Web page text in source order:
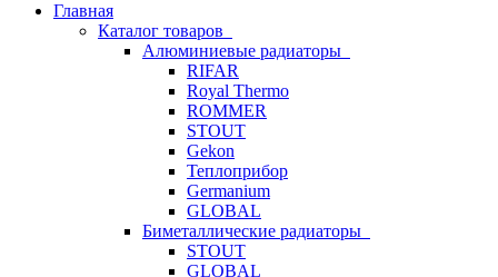
Главная
Каталог товаров
Алюминиевые радиаторы
RIFAR
Royal Thermo
ROMMER
STOUT
Gekon
Теплоприбор
Germanium
GLOBAL
Биметаллические радиаторы
STOUT
GLOBAL